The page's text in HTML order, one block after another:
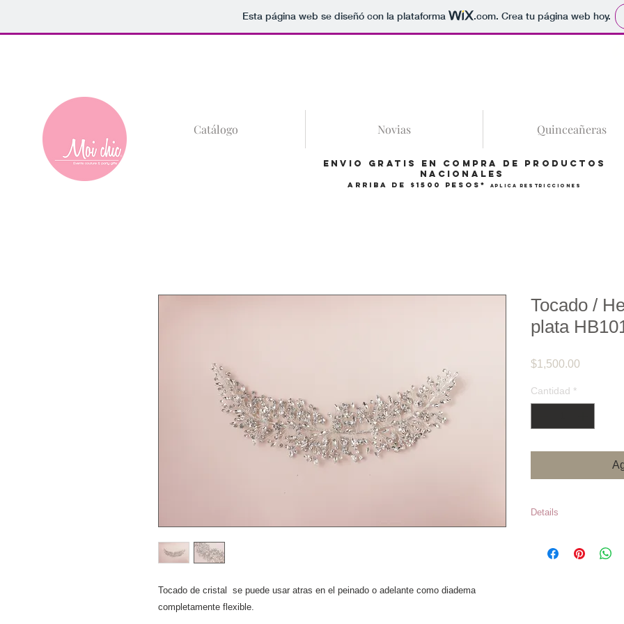
Esta página web se diseñó con la plataforma .com. Crea tu página web hoy.
Catálogo Novias Quinceañeras
Envio gratis en compra de productos
Nacionales
arriba de $1500 pesos* Aplica restricciones
Tocado de cristal se puede usar atras en el peinado o adelante como diadema
completamente flexible.
Tocado /
plata
$1,500.00
Cantidad *
Details
de largo